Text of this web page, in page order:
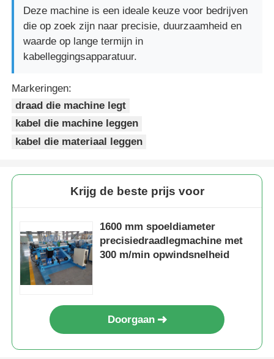
Deze machine is een ideale keuze voor bedrijven
die op zoek zijn naar precisie, duurzaamheid en
waarde op lange termijn in
kabelleggingsapparatuur.
Markeringen:
draad die machine legt
kabel die machine leggen
kabel die materiaal leggen
Krijg de beste prijs voor
1600 mm spoeldiameter
precisiedraadlegmachine met
300 m/min opwindsnelheid
Doorgaan